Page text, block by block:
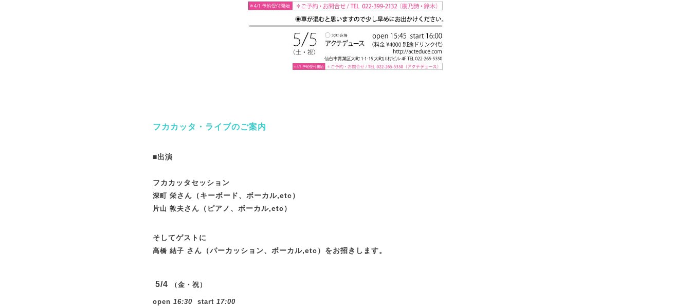
フカカッタ・ライブのご案内
■出演
フカカッタセッション
深町 栄さん（キーボード、ボーカル,etc）
片山 敦夫さん（ピアノ、ボーカル,etc）
そしてゲストに
高橋 結子 さん（パーカッション、ボーカル,etc） をお招きします。
5/4 （金・祝）
open 16:30 start 17:00